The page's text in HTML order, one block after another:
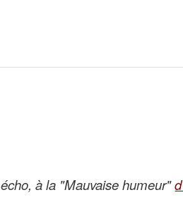
à la "Mauvaise humeur"